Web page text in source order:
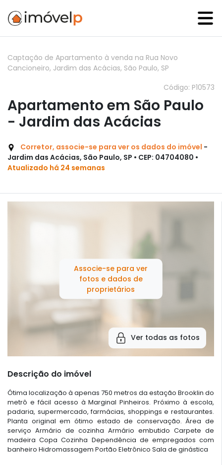
Captação de Apartamento à venda na Rua Novo
Cancioneiro, Jardim das Acácias, São Paulo, SP
Código: P10573
Apartamento em São Paulo
- Jardim das Acácias
Corretor, associe-se para ver os dados do imóvel -
Jardim das Acácias, São Paulo, SP • CEP: 04704080 •
Atualizado há 24 semanas
Associe-se para ver
fotos e dados de
proprietários
Ver todas as fotos
Descrição do imóvel
Ótima localização à apenas 750 metros da estação Brooklin do
metrô e fácil acesso à Marginal Pinheiros. Próximo à escola,
padaria, supermercado, farmácias, shoppings e restaurantes.
Planta original em ótimo estado de conservação. Área de
serviço Armário de cozinha Armário embutido Carpete de
madeira Copa Cozinha Dependência de empregados com
banheiro Hidromassagem Portão Eletrônico Sala de ginástica